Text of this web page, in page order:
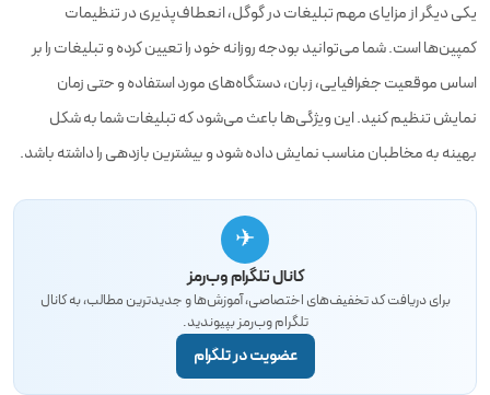
یکی دیگر از مزایای مهم تبلیغات در گوگل، انعطاف‌پذیری در تنظیمات
کمپین‌ها است. شما می‌توانید بودجه روزانه خود را تعیین کرده و تبلیغات را بر
اساس موقعیت جغرافیایی، زبان، دستگاه‌های مورد استفاده و حتی زمان
نمایش تنظیم کنید. این ویژگی‌ها باعث می‌شود که تبلیغات شما به شکل
بهینه به مخاطبان مناسب نمایش داده شود و بیشترین بازدهی را داشته باشد.
✈
کانال تلگرام وب‌رمز
برای دریافت کد تخفیف‌های اختصاصی، آموزش‌ها و جدیدترین مطالب، به کانال
تلگرام وب‌رمز بپیوندید.
عضویت در تلگرام